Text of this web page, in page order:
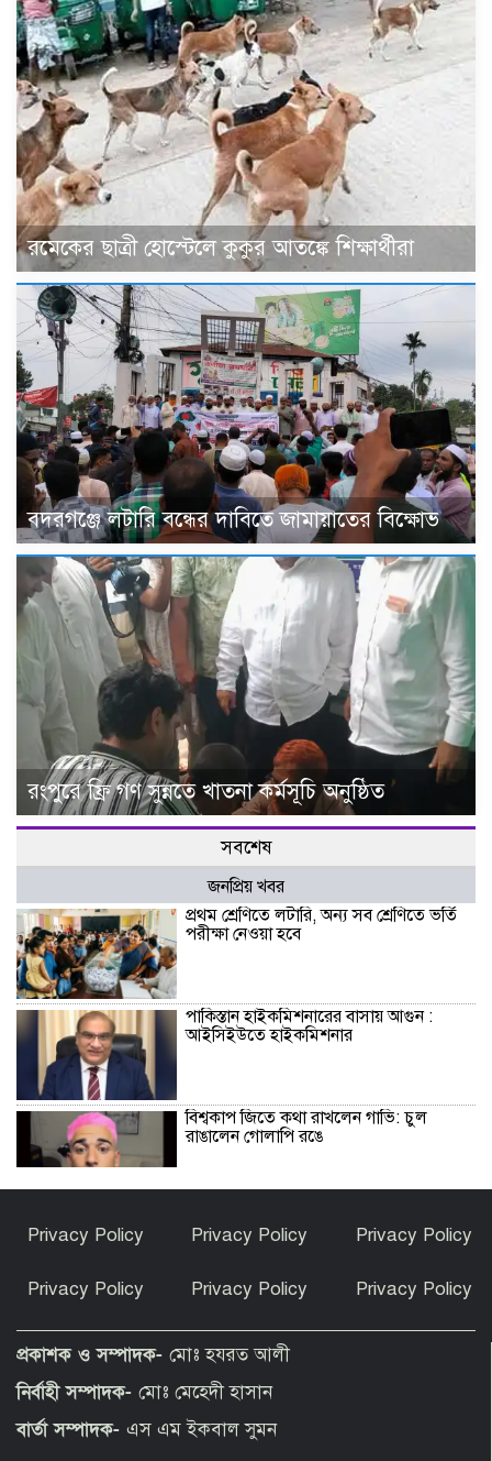
রমেকের ছাত্রী হোস্টেলে কুকুর আতঙ্কে শিক্ষার্থীরা
বদরগঞ্জে লটারি বন্ধের দাবিতে জামায়াতের বিক্ষোভ
রংপুরে ফ্রি গণ সুন্নতে খাতনা কর্মসূচি অনুষ্ঠিত
সবশেষ
জনপ্রিয় খবর
প্রথম শ্রেণিতে লটারি, অন্য সব শ্রেণিতে ভর্তি
পরীক্ষা নেওয়া হবে
পাকিস্তান হাইকমিশনারের বাসায় আগুন :
আইসিইউতে হাইকমিশনার
বিশ্বকাপ জিতে কথা রাখলেন গাভি: চুল
রাঙালেন গোলাপি রঙে
পীরগাছায় বাংলাদেশ বুলেটিনের ৯ম বর্ষপূর্তি
উদযাপন
Privacy Policy Privacy Policy Privacy Policy
Privacy Policy Privacy Policy Privacy Policy
প্রকাশক ও সম্পাদক- মোঃ হযরত আলী
নির্বাহী সম্পাদক- মোঃ মেহেদী হাসান
বার্তা সম্পাদক- এস এম ইকবাল সুমন